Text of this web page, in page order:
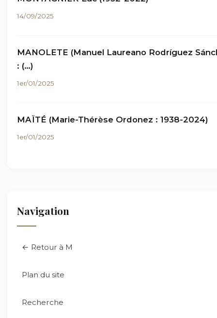
14/09/2025
MANOLETE (Manuel Laureano Rodríguez
: (…)
1er/01/2025
MAÏTÉ (Marie-Thérèse Ordonez : 1938-2024)
1er/01/2025
Navigation
← Retour à M
Plan du site
Recherche